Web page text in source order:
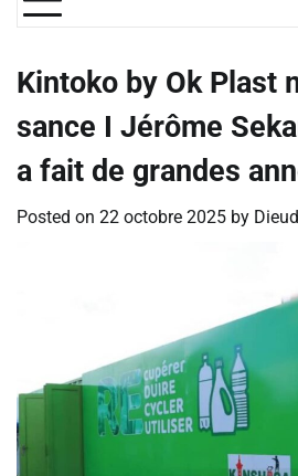
Kintoko by Ok Plast
sance I ‎Jérôme
a fait de grandes
Posted on 22 octobre 2025 by